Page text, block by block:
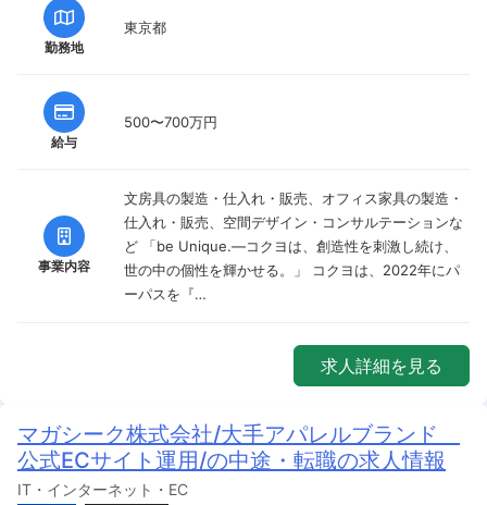
勤務地
東京都
給与
500〜700万円
事業内容
文房具の製造・仕入れ・販売、オフィス家具の製造・
仕入れ・販売、空間デザイン・コンサルテーションな
ど 「be Unique.—コクヨは、創造性を刺激し続け、
世の中の個性を輝かせる。」 コクヨは、2022年にパ
ーパスを『…
求人詳細を見る
マガシーク株式会社/大手アパレルブランド
公式ECサイト運用/の中途・転職の求人情報
IT・インターネット・EC